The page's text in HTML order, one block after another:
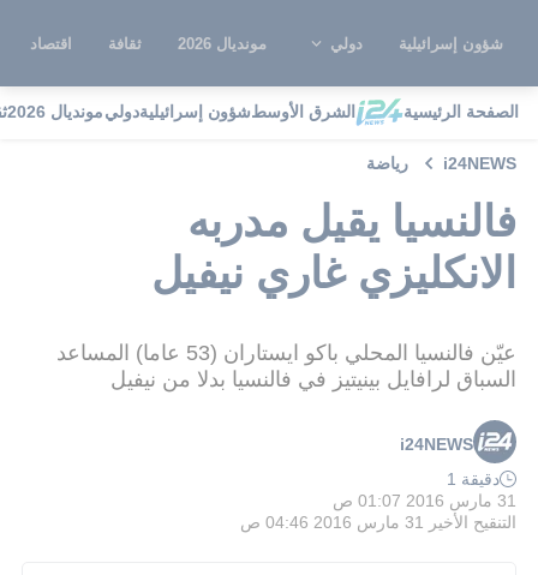
شؤون إسرائيلية دولي مونديال 2026 ثقافة اقتصاد
الصفحة الرئيسية الشرق الأوسطشؤون إسرائيليةدوليمونديال 2026
i24NEWS رياضة
فالنسيا يقيل مدربه
الانكليزي غاري نيفيل
عيّن فالنسيا المحلي باكو ايستاران (53 عاما) المساعد
السباق لرافايل بينيتيز في فالنسيا بدلا من نيفيل
i24NEWS
دقيقة 1
31 مارس 2016 01:07 ص
التنقيح الأخير
31 مارس 2016 04:46 ص